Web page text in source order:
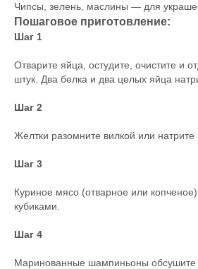
Чипсы, зелень, маслины — для
Пошаговое приготовление:
Шаг 1
Отварите яйца, остудите, очистите и
штук. Два белка и два целых яйца
Шаг 2
Желтки разомните вилкой или натрите
Шаг 3
Куриное мясо (отварное или
кубиками.
Шаг 4
Маринованные шампиньоны обсушите